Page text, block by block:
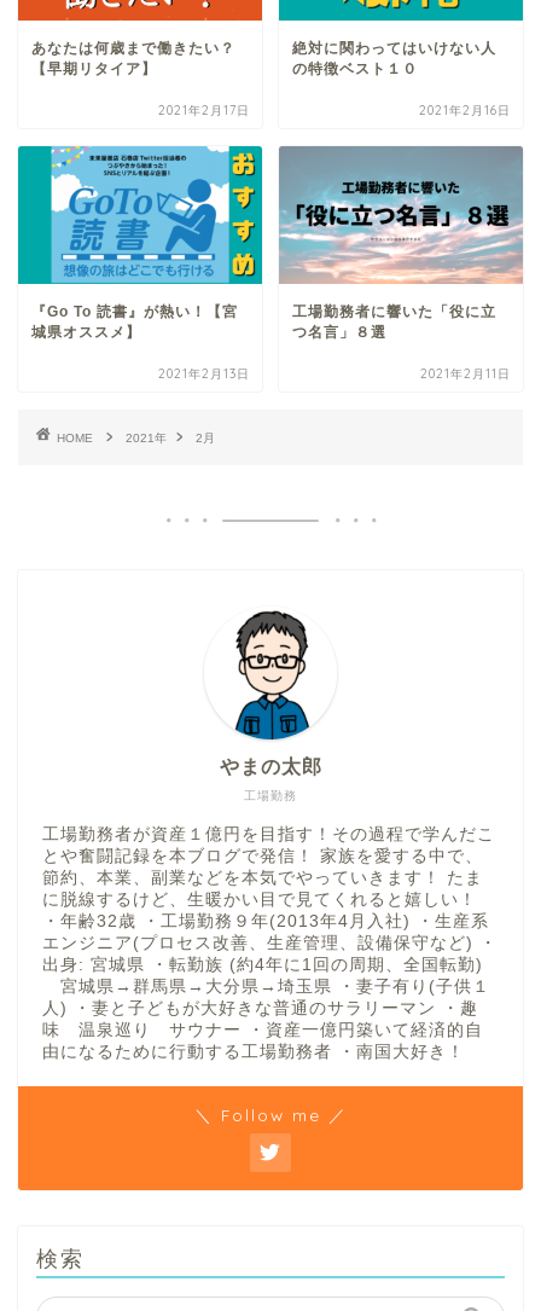
あなたは何歳まで働きたい？
【早期リタイア】
2021年2月17日
絶対に関わってはいけない人
の特徴ベスト１０
2021年2月16日
『Go To 読書』が熱い！【宮
城県オススメ】
2021年2月13日
工場勤務者に響いた「役に立
つ名言」８選
2021年2月11日
HOME 2021年 2月
工場勤務
やまの太郎
工場勤務者が資産１億円を目指す！その過程で学んだこ
とや奮闘記録を本ブログで発信！ 家族を愛する中で、
節約、本業、副業などを本気でやっていきます！ たま
に脱線するけど、生暖かい目で見てくれると嬉しい！
・年齢32歳 ・工場勤務９年(2013年4月入社) ・生産系
エンジニア(プロセス改善、生産管理、設備保守など) ・
出身: 宮城県 ・転勤族 (約4年に1回の周期、全国転勤)
宮城県→群馬県→大分県→埼玉県 ・妻子有り(子供１
人) ・妻と子どもが大好きな普通のサラリーマン ・趣
味 温泉巡り サウナー ・資産一億円築いて経済的自
由になるために行動する工場勤務者 ・南国大好き！
＼ Follow me ／
検索